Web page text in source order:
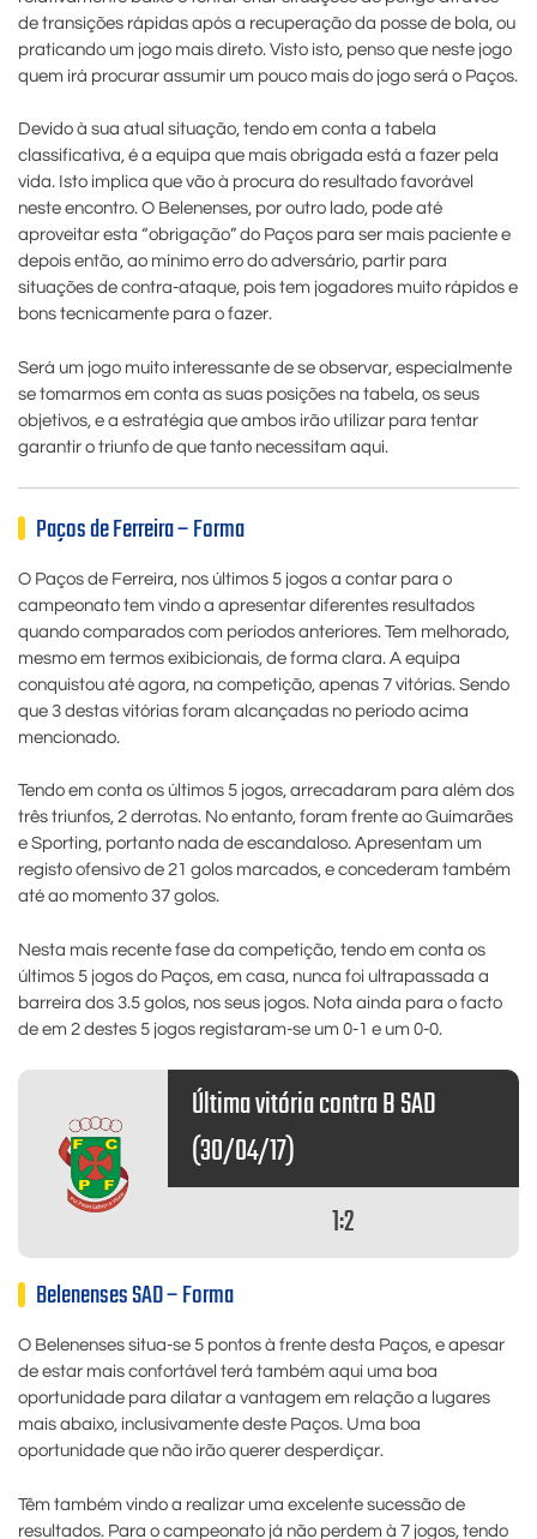
de transições rápidas após a recuperação da posse de bola, ou
praticando um jogo mais direto. Visto isto, penso que neste jogo
quem irá procurar assumir um pouco mais do jogo será o Paços.
Devido à sua atual situação, tendo em conta a tabela
classificativa, é a equipa que mais obrigada está a fazer pela
vida. Isto implica que vão à procura do resultado favorável
neste encontro. O Belenenses, por outro lado, pode até
aproveitar esta “obrigação” do Paços para ser mais paciente e
depois então, ao mínimo erro do adversário, partir para
situações de contra-ataque, pois tem jogadores muito rápidos e
bons tecnicamente para o fazer.
Será um jogo muito interessante de se observar, especialmente
se tomarmos em conta as suas posições na tabela, os seus
objetivos, e a estratégia que ambos irão utilizar para tentar
garantir o triunfo de que tanto necessitam aqui.
Paços de Ferreira – Forma
O Paços de Ferreira, nos últimos 5 jogos a contar para o
campeonato tem vindo a apresentar diferentes resultados
quando comparados com períodos anteriores. Tem melhorado,
mesmo em termos exibicionais, de forma clara. A equipa
conquistou até agora, na competição, apenas 7 vitórias. Sendo
que 3 destas vitórias foram alcançadas no período acima
mencionado.
Tendo em conta os últimos 5 jogos, arrecadaram para além dos
três triunfos, 2 derrotas. No entanto, foram frente ao Guimarães
e Sporting, portanto nada de escandaloso. Apresentam um
registo ofensivo de 21 golos marcados, e concederam também
até ao momento 37 golos.
Nesta mais recente fase da competição, tendo em conta os
últimos 5 jogos do Paços, em casa, nunca foi ultrapassada a
barreira dos 3.5 golos, nos seus jogos. Nota ainda para o facto
de em 2 destes 5 jogos registaram-se um 0-1 e um 0-0.
Última vitória contra B SAD
(30/04/17)
1:2
Belenenses SAD – Forma
O Belenenses situa-se 5 pontos à frente desta Paços, e apesar
de estar mais confortável terá também aqui uma boa
oportunidade para dilatar a vantagem em relação a lugares
mais abaixo, inclusivamente deste Paços. Uma boa
oportunidade que não irão querer desperdiçar.
Têm também vindo a realizar uma excelente sucessão de
resultados. Para o campeonato já não perdem à 7 jogos, tendo